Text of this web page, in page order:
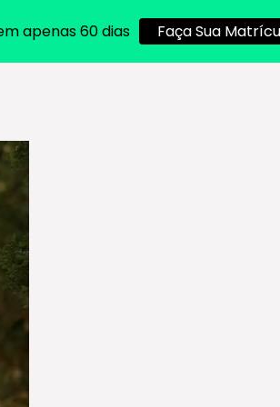
apenas 60 dias Faça Sua